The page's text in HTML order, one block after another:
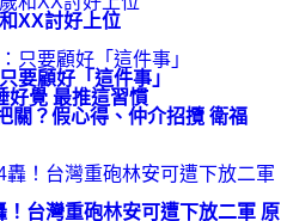
XX討好上位
要顧好「這件事」
好覺 最推這習慣
關？假心得、仲介招攬 衛福
台灣重砲林安可遭下放二軍 原